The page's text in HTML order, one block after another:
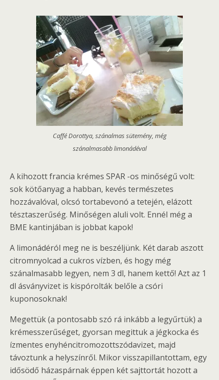
Caffé Dorottya, szánalmas sütemény, még
szánalmasabb limonádéval
A kihozott francia krémes SPAR -os minőségű volt:
sok kötőanyag a habban, kevés természetes
hozzávalóval, olcsó tortabevonó a tetején, elázott
tésztaszerűség. Minőségen aluli volt. Ennél még a
BME kantinjában is jobbat kapok!
A limonádéról meg ne is beszéljünk. Két darab aszott
citromnyolcad a cukros vízben, és hogy még
szánalmasabb legyen, nem 3 dl, hanem kettő! Azt az 1
dl ásványvizet is kispórolták belőle a csóri
kuponosoknak!
Megettük (a pontosabb szó rá inkább a legyűrtük) a
krémesszerűséget, gyorsan megittuk a jégkocka és
ízmentes enyhéncitromozottszódavizet, majd
távoztunk a helyszínről. Mikor visszapillantottam, egy
idősödő házaspárnak éppen két sajttortát hozott a